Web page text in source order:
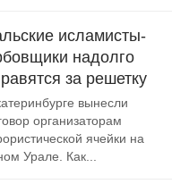
исламисты-
надолго
за решетку
вынесли
организаторам
ячейки на
Урале. Как...